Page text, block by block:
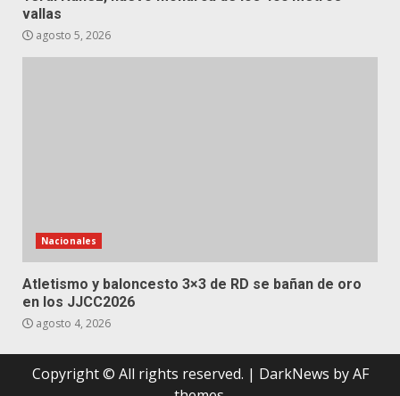
vallas
agosto 5, 2026
Nacionales
Atletismo y baloncesto 3×3 de RD se bañan de oro
en los JJCC2026
agosto 4, 2026
Copyright © All rights reserved. | DarkNews by AF